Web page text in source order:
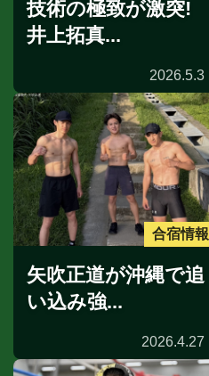
技術の極致が激突!
井上拓真...
2026.5.3
合宿情報
矢吹正道が沖縄で追
い込み強...
2026.4.27